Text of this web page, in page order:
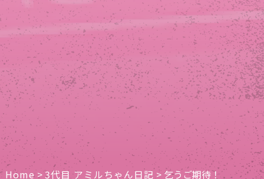
Home>3代目 アミルちゃん日記 > 乞うご期待！